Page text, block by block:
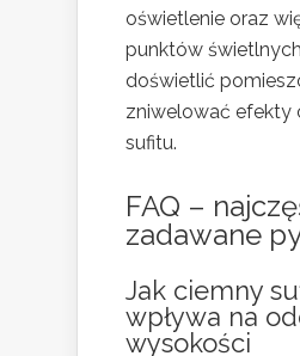
oświetlenie oraz
punktów
doświetlić
zniwelować efekty
sufitu.
FAQ –
zadawane
Jak ciemny
wpływa na
wysokości